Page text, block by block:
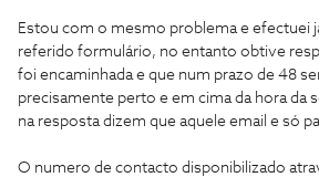
Estou com o mesmo problema e efectuei
referido formulário, no entanto obtive
foi encaminhada e que num prazo de 48
precisamente perto e em cima da hora da
na resposta dizem que aquele email e só
O numero de contacto disponibilizado